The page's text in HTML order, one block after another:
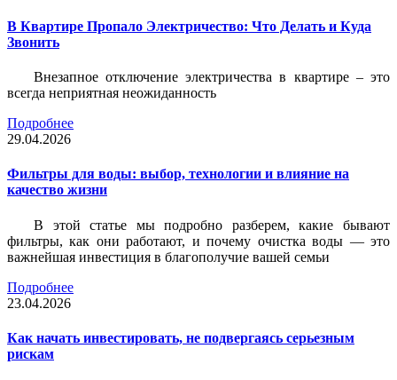
В Квартире Пропало Электричество: Что Делать и Куда
Звонить
Внезапное отключение электричества в квартире – это
всегда неприятная неожиданность
Подробнее
29.04.2026
Фильтры для воды: выбор, технологии и влияние на
качество жизни
В этой статье мы подробно разберем, какие бывают
фильтры, как они работают, и почему очистка воды — это
важнейшая инвестиция в благополучие вашей семьи
Подробнее
23.04.2026
Как начать инвестировать, не подвергаясь серьезным
рискам